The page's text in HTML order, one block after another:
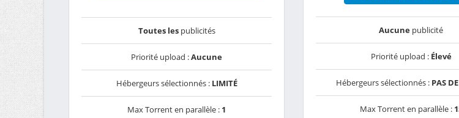
Toutes lespublicités
Priorité upload :Aucune
Hébergeurs sélectionnés : LIMITÉ
Max Torrent en parallèle : 1
Aucune publicité
Priorité upload : Élevé
Hébergeurs sélectionnés : PAS
Max Torrent en parallèle :